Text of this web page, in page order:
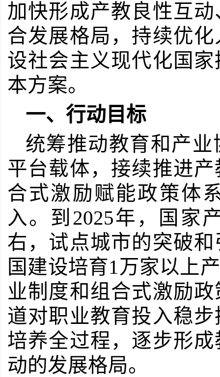
加快形成产教良性互
合发展格局，持续优
设社会主义现代化国
本方案。
一、行动目标
统筹推动教育和产
平台载体，接续推进
合式激励赋能政策体
入。到 2025年，国家
右，试点城市的突破
国建设培育1万家以上
业制度和组合式激励
道对职业教育投入稳
培养全过程，逐步形
动的发展格局。